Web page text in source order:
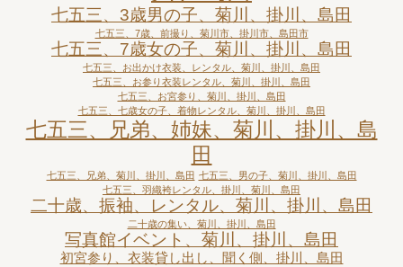
七五三、3歳男の子、菊川、掛川、島田
七五三、7歳、前撮り、菊川市、掛川市、島田市
七五三、7歳女の子、菊川、掛川、島田
七五三、お出かけ衣装、レンタル、菊川、掛川、島田
七五三、お参り衣装レンタル、菊川、掛川、島田
七五三、お宮参り、菊川、掛川、島田
七五三、七歳女の子、着物レンタル、菊川、掛川、島田
七五三、兄弟、姉妹、菊川、掛川、島
田
七五三、兄弟、菊川、掛川、島田 七五三、男の子、菊川、掛川、島田
七五三、羽織袴レンタル、掛川、菊川、島田
二十歳、振袖、レンタル、菊川、掛川、島田
二十歳の集い、菊川、掛川、島田
写真館イベント、菊川、掛川、島田
初宮参り、衣装貸し出し、聞く側、掛川、島田